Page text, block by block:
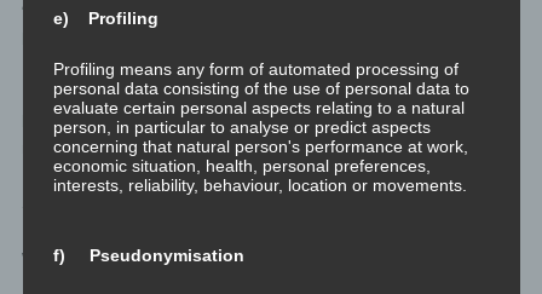
“Die Freiheit des einen endet dort, wo die Freiheit des anderen
Liebe Impfgegner, lasst mich in Ruhe, wenn ich mich impfen
lasse. Und: Liebe Impfbefürworter, lasst mich in Ruhe, wenn ich
mich nicht impfen lasse.
Wie also lösen wir dieses Patt?
e) Profiling
Profiling means any form of automated processing of
personal data consisting of the use of personal data to
evaluate certain personal aspects relating to a natural
person, in particular to analyse or predict aspects
concerning that natural person's performance at work,
economic situation, health, personal preferences,
interests, reliability, behaviour, location or movements.
f) Pseudonymisation